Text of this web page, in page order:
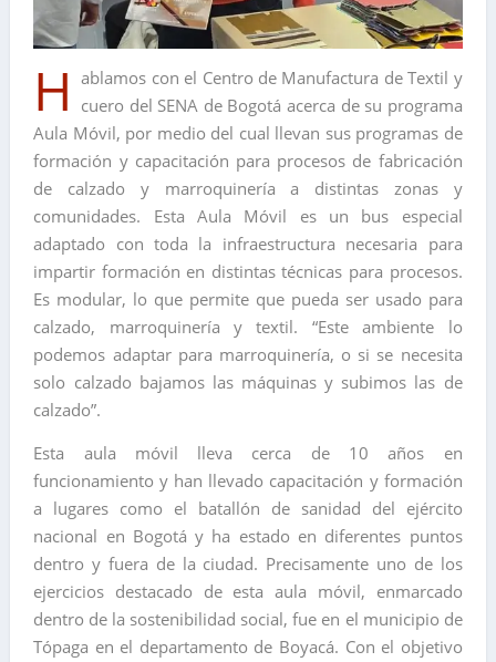
H
ablamos con el Centro de Manufactura de Textil y
cuero del SENA de Bogotá acerca de su programa
Aula Móvil, por medio del cual llevan sus programas de
formación y capacitación para procesos de fabricación
de calzado y marroquinería a distintas zonas y
comunidades. Esta Aula Móvil es un bus especial
adaptado con toda la infraestructura necesaria para
impartir formación en distintas técnicas para procesos.
Es modular, lo que permite que pueda ser usado para
calzado, marroquinería y textil. “Este ambiente lo
podemos adaptar para marroquinería, o si se necesita
solo calzado bajamos las máquinas y subimos las de
calzado”.
Esta aula móvil lleva cerca de 10 años en
funcionamiento y han llevado capacitación y formación
a lugares como el batallón de sanidad del ejército
nacional en Bogotá y ha estado en diferentes puntos
dentro y fuera de la ciudad. Precisamente uno de los
ejercicios destacado de esta aula móvil, enmarcado
dentro de la sostenibilidad social, fue en el municipio de
Tópaga en el departamento de Boyacá. Con el objetivo